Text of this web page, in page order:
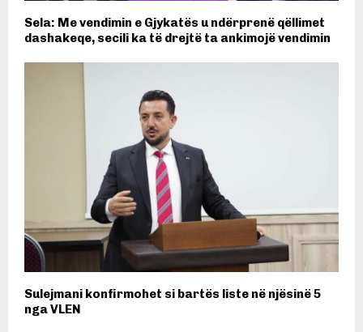
Sela: Me vendimin e Gjykatës u ndërprenë qëllimet
dashakeqe, secili ka të drejtë ta ankimojë vendimin
Sulejmani konfirmohet si bartës liste në njësinë 5
nga VLEN